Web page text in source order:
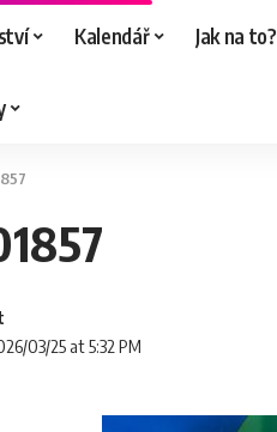
Kalendář Jak na to?
03/25 at 5:32 PM